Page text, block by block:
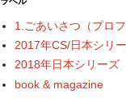
1.ごあいさつ（プロフ
2017年CS/日本シリ
2018年日本シリーズ
book & magazine